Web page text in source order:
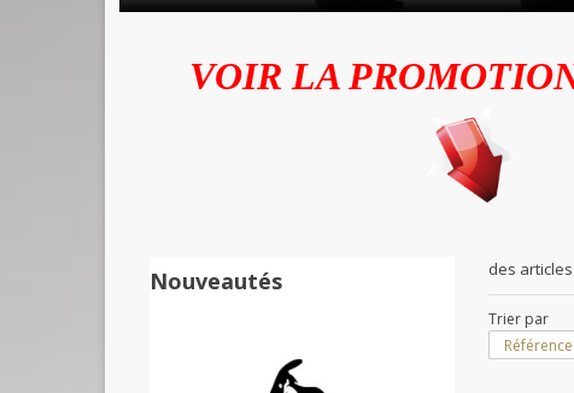
VOIR LA
Nouveautés des
Trier par